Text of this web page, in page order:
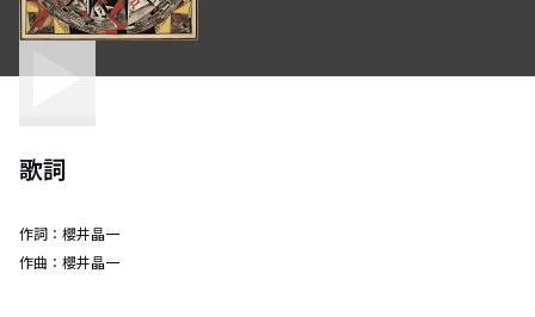
歌詞
作詞： 櫻井晶一
作曲： 櫻井晶一